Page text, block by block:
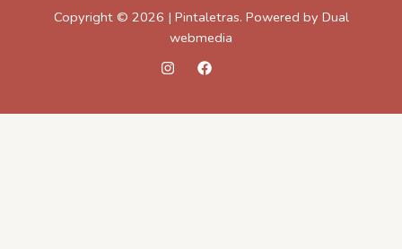
Copyright © 2026 | Pintaletras. Powered by Dual
webmedia